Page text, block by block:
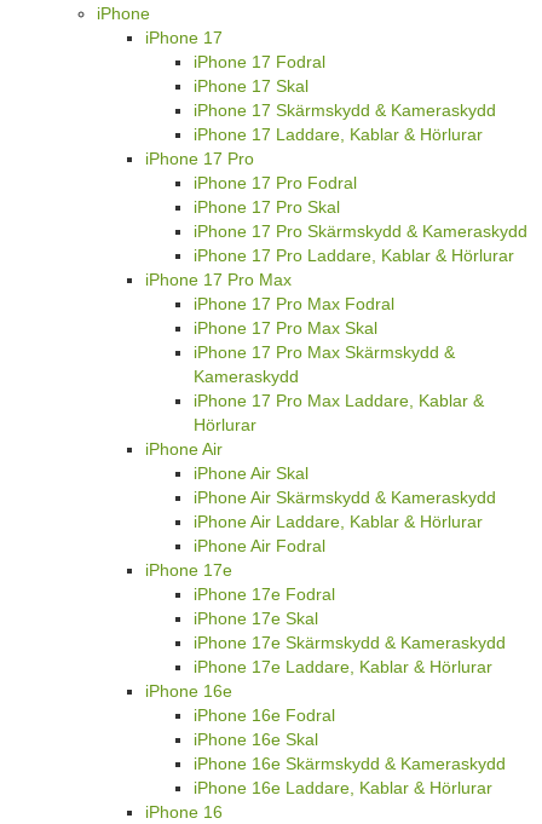
iPhone
iPhone 17
iPhone 17 Fodral
iPhone 17 Skal
iPhone 17 Skärmskydd & Kameraskydd
iPhone 17 Laddare, Kablar & Hörlurar
iPhone 17 Pro
iPhone 17 Pro Fodral
iPhone 17 Pro Skal
iPhone 17 Pro Skärmskydd & Kameraskydd
iPhone 17 Pro Laddare, Kablar & Hörlurar
iPhone 17 Pro Max
iPhone 17 Pro Max Fodral
iPhone 17 Pro Max Skal
iPhone 17 Pro Max Skärmskydd &
Kameraskydd
iPhone 17 Pro Max Laddare, Kablar &
Hörlurar
iPhone Air
iPhone Air Skal
iPhone Air Skärmskydd & Kameraskydd
iPhone Air Laddare, Kablar & Hörlurar
iPhone Air Fodral
iPhone 17e
iPhone 17e Fodral
iPhone 17e Skal
iPhone 17e Skärmskydd & Kameraskydd
iPhone 17e Laddare, Kablar & Hörlurar
iPhone 16e
iPhone 16e Fodral
iPhone 16e Skal
iPhone 16e Skärmskydd & Kameraskydd
iPhone 16e Laddare, Kablar & Hörlurar
iPhone 16